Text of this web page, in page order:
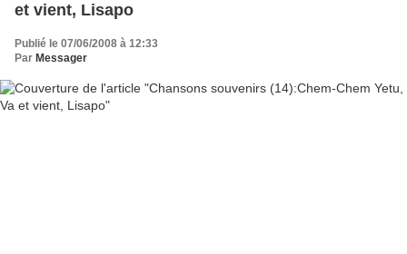
et vient, Lisapo
Publié le 07/06/2008 à 12:33
Par Messager